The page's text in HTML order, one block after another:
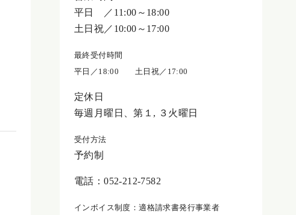
平日 ／11:00～18:00
土日祝／10:00～17:00
最終受付時間
平日／18:00 土日祝／17:00
定休日
毎週月曜日、第１, ３火曜日
受付方法
予約制
電話：052-212-7582
インボイス制度：適格請求書発行事業者